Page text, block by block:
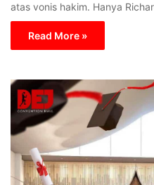
atas vonis hakim. Hanya
Read More »